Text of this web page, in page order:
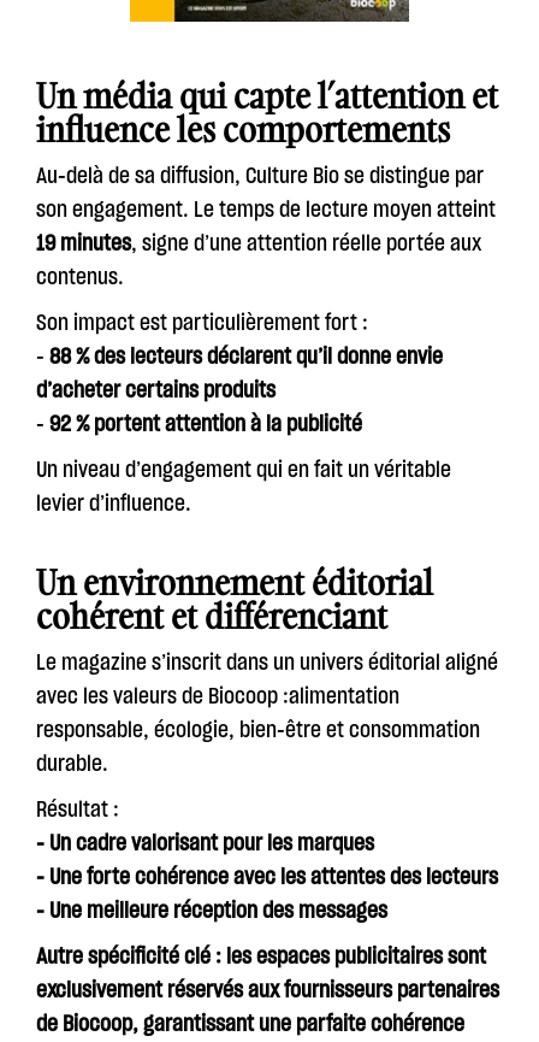
Un média qui capte l’attention et
influence les comportements
Au-delà de sa diffusion, Culture Bio se distingue par
son engagement. Le temps de lecture moyen atteint
19 minutes, signe d’une attention réelle portée aux
contenus.
Son impact est particulièrement fort :
- 88 % des lecteurs déclarent qu’il donne envie
d’acheter certains produits
- 92 % portent attention à la publicité
Un niveau d’engagement qui en fait un véritable
levier d’influence.
Un environnement éditorial
cohérent et différenciant
Le magazine s’inscrit dans un univers éditorial aligné
avec les valeurs de Biocoop :alimentation
responsable, écologie, bien-être et consommation
durable.
Résultat :
- Un cadre valorisant pour les marques
- Une forte cohérence avec les attentes des lecteurs
- Une meilleure réception des messages
Autre spécificité clé : les espaces publicitaires sont
exclusivement réservés aux fournisseurs partenaires
de Biocoop, garantissant une parfaite cohérence